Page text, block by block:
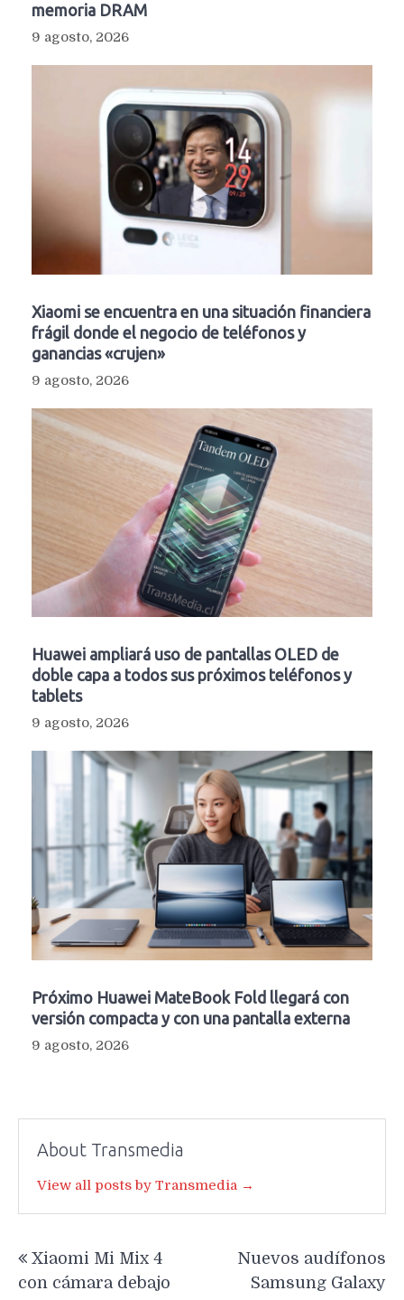
memoria DRAM
9 agosto, 2026
Xiaomi se encuentra en una situación financiera
frágil donde el negocio de teléfonos y
ganancias «crujen»
9 agosto, 2026
Huawei ampliará uso de pantallas OLED de
doble capa a todos sus próximos teléfonos y
tablets
9 agosto, 2026
Próximo Huawei MateBook Fold llegará con
versión compacta y con una pantalla externa
9 agosto, 2026
About Transmedia
View all posts by Transmedia →
de
Xiaomi Mi Mix 4
con cámara debajo
Nuevos audífonos
Samsung Galaxy